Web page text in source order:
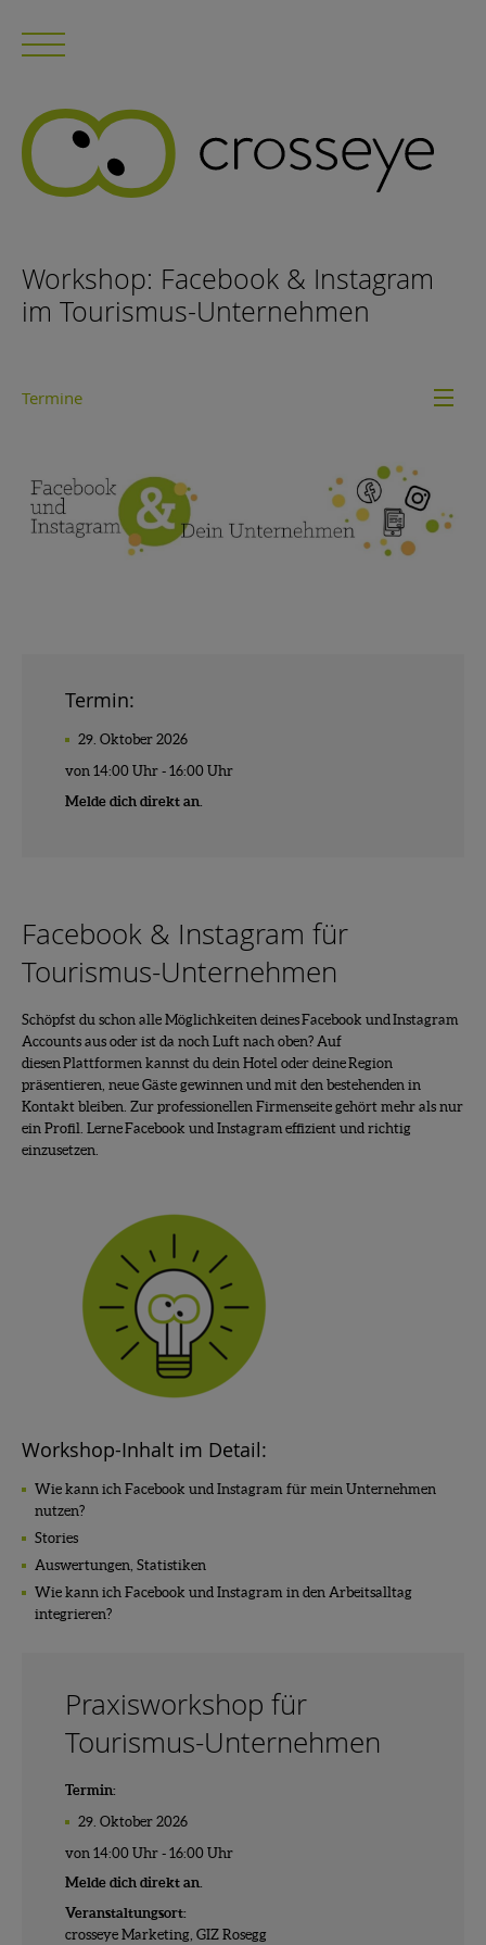
Workshop: Facebook & Instagram
im Tourismus-Unternehmen
Termine
Termin:
29. Oktober 2026
von 14:00 Uhr - 16:00 Uhr
Melde dich direkt an.
Facebook & Instagram für
Tourismus-Unternehmen
Schöpfst du schon alle Möglichkeiten deines Facebook und Instagram
Accounts aus oder ist da noch Luft nach oben? Auf
diesen Plattformen kannst du dein Hotel oder deine Region
präsentieren, neue Gäste gewinnen und mit den bestehenden in
Kontakt bleiben. Zur professionellen Firmenseite gehört mehr als nur
ein Profil. Lerne Facebook und Instagram effizient und richtig
einzusetzen.
Workshop-Inhalt im Detail:
Wie kann ich Facebook und Instagram für mein Unternehmen
nutzen?
Stories
Auswertungen, Statistiken
Wie kann ich Facebook und Instagram in den Arbeitsalltag
integrieren?
Praxisworkshop für
Tourismus-Unternehmen
Termin:
29. Oktober 2026
von 14:00 Uhr - 16:00 Uhr
Melde dich direkt an.
Veranstaltungsort:
crosseye Marketing, GIZ Rosegg